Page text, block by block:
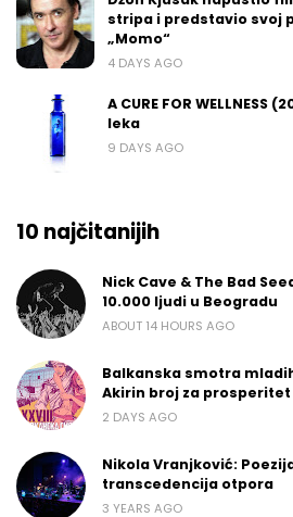
stripa i predstavio svoj
„Momo“
4 DAYS AGO
A CURE FOR WELLNESS
leka
9 DAYS AGO
10 najčitanijih
Nick Cave & The Bad
10.000 ljudi u Beogradu
ABOUT 14 HOURS AGO
Balkanska smotra
Akirin broj za
2 DAYS AGO
Nikola Vranjković:
transcedencija otpora
3 YEARS AGO